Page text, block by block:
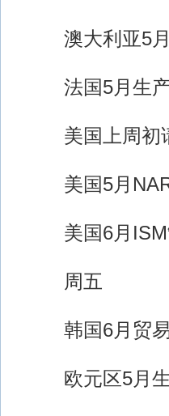
澳大利亚5月
法国5月生产
美国上周初请
美国5月NAR
美国6月ISM
周五
韩国6月贸易
欧元区5月生